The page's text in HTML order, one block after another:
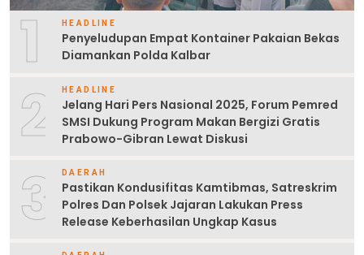
1 HEADLINE
Penyeludupan Empat Kontainer Pakaian Bekas
Diamankan Polda Kalbar
2 HEADLINE
Jelang Hari Pers Nasional 2025, Forum Pemred
SMSI Dukung Program Makan Bergizi Gratis
Prabowo-Gibran Lewat Diskusi
3 DAERAH
Pastikan Kondusifitas Kamtibmas, Satreskrim
Polres Dan Polsek Jajaran Lakukan Press
Release Keberhasilan Ungkap Kasus